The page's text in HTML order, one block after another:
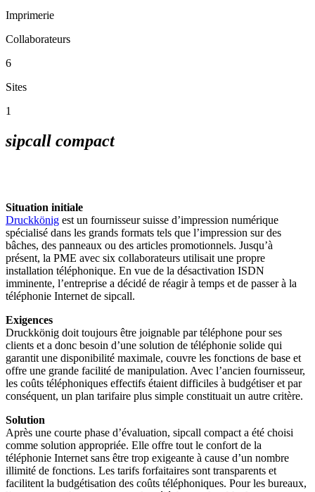
Imprimerie
Collaborateurs
6
Sites
1
sipcall compact
Situation initiale
Druckkönig est un fournisseur suisse d’impression numérique
spécialisé dans les grands formats tels que l’impression sur des
bâches, des panneaux ou des articles promotionnels. Jusqu’à
présent, la PME avec six collaborateurs utilisait une propre
installation téléphonique. En vue de la désactivation ISDN
imminente, l’entreprise a décidé de réagir à temps et de passer à la
téléphonie Internet de sipcall.
Exigences
Druckkönig doit toujours être joignable par téléphone pour ses
clients et a donc besoin d’une solution de téléphonie solide qui
garantit une disponibilité maximale, couvre les fonctions de base et
offre une grande facilité de manipulation. Avec l’ancien fournisseur,
les coûts téléphoniques effectifs étaient difficiles à budgétiser et par
conséquent, un plan tarifaire plus simple constituait un autre critère.
Solution
Après une courte phase d’évaluation, sipcall compact a été choisi
comme solution appropriée. Elle offre tout le confort de la
téléphonie Internet sans être trop exigeante à cause d’un nombre
illimité de fonctions. Les tarifs forfaitaires sont transparents et
facilitent la budgétisation des coûts téléphoniques. Pour les bureaux,